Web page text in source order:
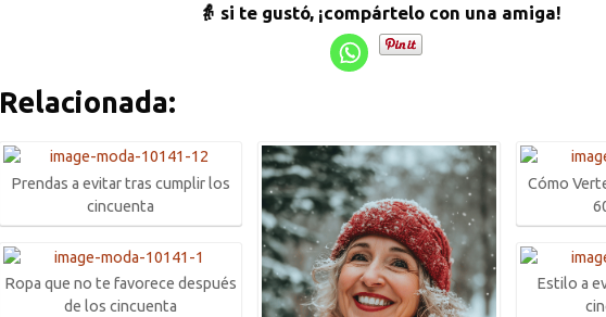
👵 si te gustó, ¡compártelo con una amiga!
Relacionada:
Prendas a evitar tras cumplir los
cincuenta
Ropa que no te favorece después
de los cincuenta
Cómo
Estilo a